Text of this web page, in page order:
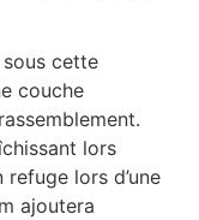
cette
couche
lors
refuge lors d’une
ajoutera